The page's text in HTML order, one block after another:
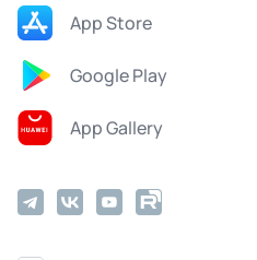
App Store
Google Play
App Gallery